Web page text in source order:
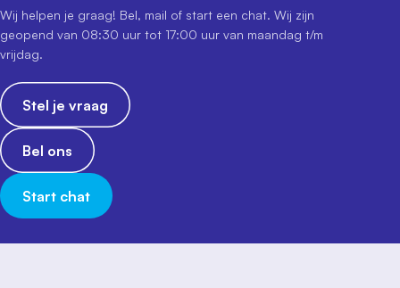
Wij helpen je graag! Bel, mail of start een chat. Wij zijn
geopend van 08:30 uur tot 17:00 uur van maandag t/m
vrijdag.
Stel je vraag
Bel ons
Start chat